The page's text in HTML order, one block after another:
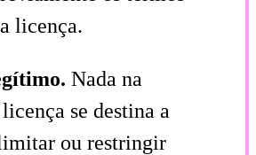
licença.
Nada na
se destina a
ou restringir